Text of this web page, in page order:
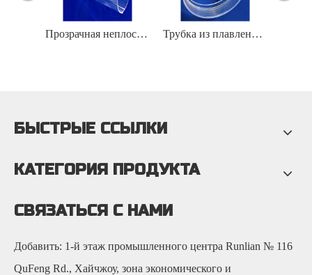
Прозрачная неплоская кварцевая трубка диаметром 500 мм Трубка из плавленого кварца с резьбой на внутренней стенке 3-300 мм
БЫСТРЫЕ ССЫЛКИ
КАТЕГОРИЯ ПРОДУКТА
СВЯЗАТЬСЯ С НАМИ
Добавить: 1-й этаж промышленного центра Runlian № 116
QuFeng Rd., Хайчжоу, зона экономического и